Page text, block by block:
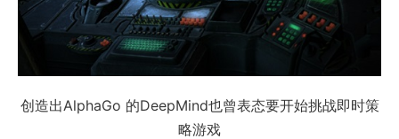
创造出AlphaGo 的DeepMind也曾表态要开始挑战即时策
略游戏